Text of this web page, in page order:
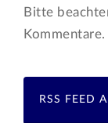
Bitte
Kommentare.
RSS FEED